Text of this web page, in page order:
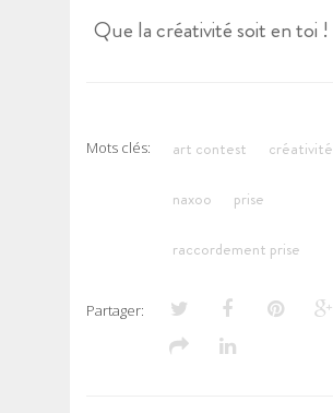
Que la créativité soit en toi !
Mots clés: art contest créativité
naxoo prise
raccordement prise
Partager: